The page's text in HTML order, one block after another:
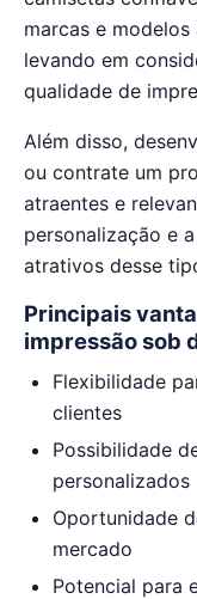
marcas e
levando em
qualidade de
Além disso,
ou contrate um
atraentes e
personalização e
atrativos desse
Principais
impressão sob
Flexibilidade
clientes
Possibilidade
personalizados
Oportunidade
mercado
Potencial para